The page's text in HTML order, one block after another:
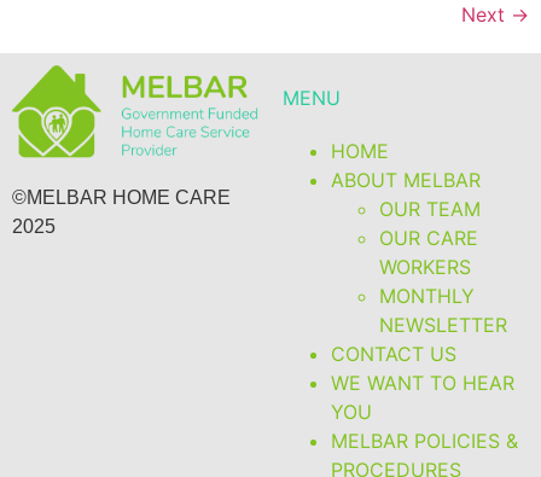
Next →
©MELBAR HOME CARE
2025
MENU
HOME
ABOUT MELBAR
OUR TEAM
OUR CARE
WORKERS
MONTHLY
NEWSLETTER
CONTACT US
WE WANT TO HEAR
YOU
MELBAR POLICIES &
PROCEDURES